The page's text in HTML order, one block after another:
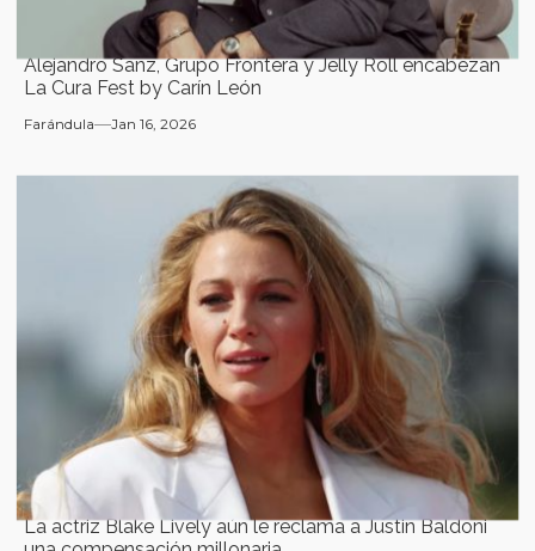
Alejandro Sanz, Grupo Frontera y Jelly Roll encabezan
La Cura Fest by Carín León
Farándula Jan 16, 2026
La actriz Blake Lively aún le reclama a Justin Baldoni